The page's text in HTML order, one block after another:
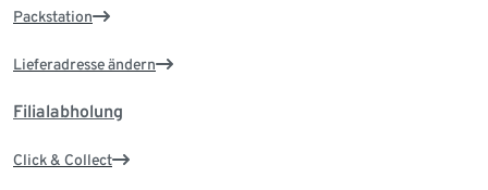
Packstation
Lieferadresse ändern
Filialabholung
Click & Collect